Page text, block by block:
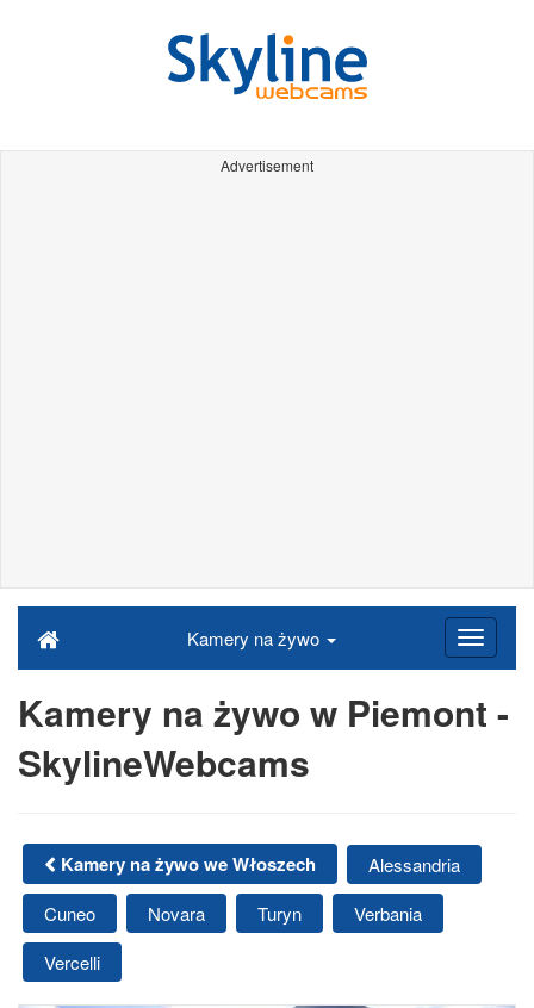
Advertisement
Kamery na żywo
Kamery na żywo w Piemont -
SkylineWebcams
Kamery na żywo we Włoszech
Alessandria
Cuneo
Novara Turyn
Verbania
Vercelli